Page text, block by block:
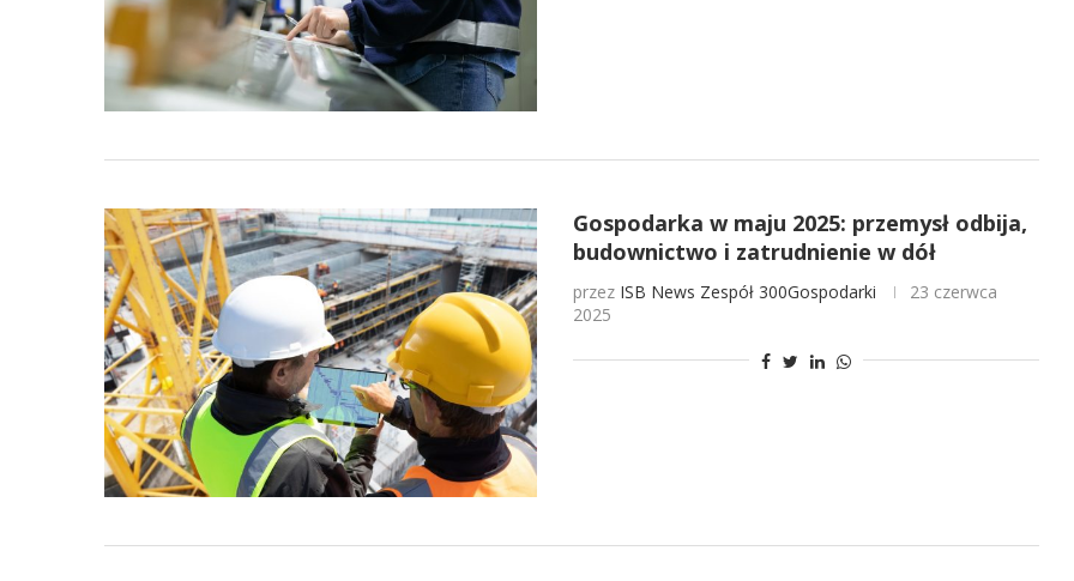
Gospodarka w maju 2025: przemysł odbija,
budownictwo i zatrudnienie w dół
przez ISB News Zespół 300Gospodarki
23 czerwca
2025